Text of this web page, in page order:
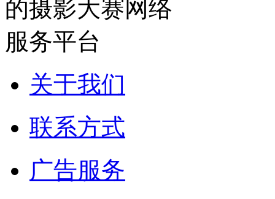
关于我们
联系方式
广告服务